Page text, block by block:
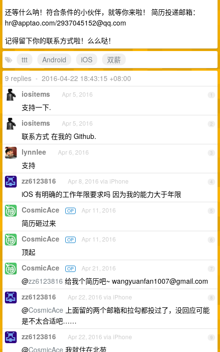
还等什么呐！符合条件的小伙伴，就等你来啦！ 简历投递邮箱：
hr@apptao.com/2937045152@qq.com
记得留下你的联系方式啦！么么哒！
ttt
Android iOS
双薪
9 replies • 2016-04-22 18:43:15 +08:00
1
iositems Apr 5, 2016
支持一下.
2
iositems Apr 5, 2016
联系方式 在我的 Github.
3
lynnlee Apr 6, 2016
支持
4
zz6123816 Apr 8, 2016 via iPhone
iOS 有明确的工作年限要求吗 因为我的能力大于年限
5
CosmicAce OP Apr 11, 2016
简历砸过来
6
CosmicAce OP Apr 11, 2016
顶起
7
CosmicAce OP Apr 21, 2016
@zz6123816 给我个简历吧~ wangyuanfan1007@gmail.com
8
zz6123816 Apr 22, 2016 via iPhone
@CosmicAce 上面留的两个邮箱和拉勾都投过了，没回应可能
是不太合适吧……
9
zz6123816 Apr 22, 2016 via iPhone
@CosmicAce 我就住在北苑